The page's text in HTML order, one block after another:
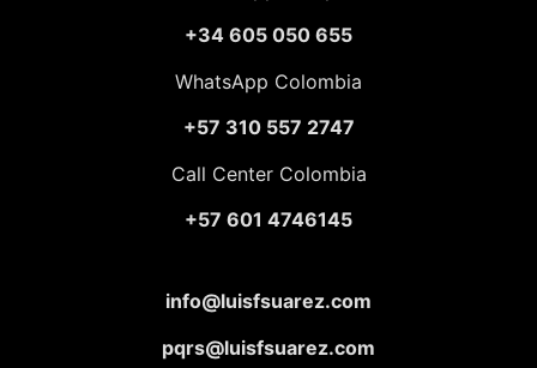
+34 605 050 655
WhatsApp Colombia
+57 310 557 2747
Call Center Colombia
+57 601 4746145
info@luisfsuarez.com
pqrs@luisfsuarez.com